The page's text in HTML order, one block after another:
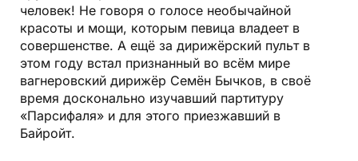
человек! Не говоря о голосе необычайной
красоты и мощи, которым певица владеет в
совершенстве. А ещё за дирижёрский пульт в
этом году встал признанный во всём мире
вагнеровский дирижёр Семён Бычков, в своё
время досконально изучавший партитуру
«Парсифаля» и для этого приезжавший в
Байройт.